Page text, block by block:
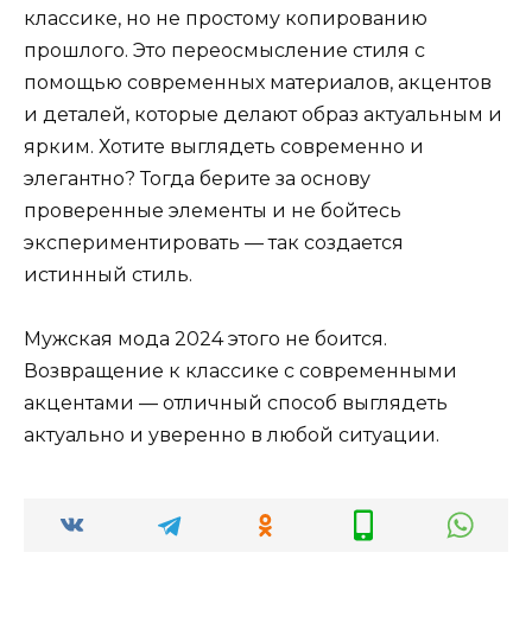
классике, но не простому копированию
прошлого. Это переосмысление стиля с
помощью современных материалов, акцентов
и деталей, которые делают образ актуальным и
ярким. Хотите выглядеть современно и
элегантно? Тогда берите за основу
проверенные элементы и не бойтесь
экспериментировать — так создается
истинный стиль.
Мужская мода 2024 этого не боится.
Возвращение к классике с современными
акцентами — отличный способ выглядеть
актуально и уверенно в любой ситуации.